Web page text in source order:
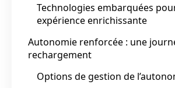
Technologies embarquées
expérience enrichissante
Autonomie renforcée : une
rechargement
Options de gestion de